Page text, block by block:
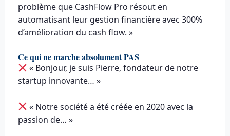
problème que CashFlow Pro résout en
automatisant leur gestion financière avec 300%
d’amélioration du cash flow. »
Ce qui ne marche absolument PAS
« Bonjour, je suis Pierre, fondateur de notre
startup innovante… »
« Notre société a été créée en 2020 avec la
passion de… »